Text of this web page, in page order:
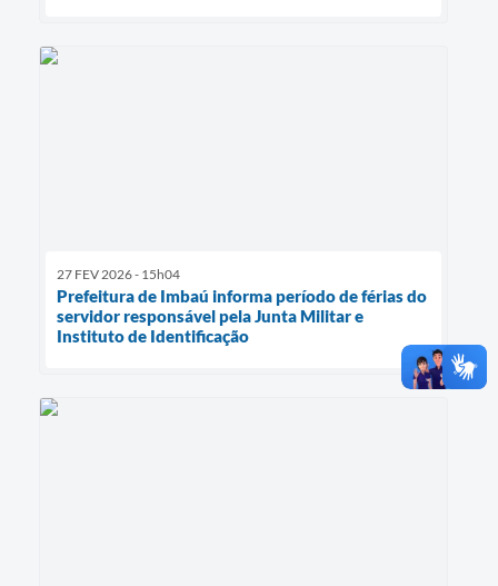
27 FEV 2026 - 15h04
Prefeitura de Imbaú informa período de férias do
servidor responsável pela Junta Militar e
Instituto de Identificação